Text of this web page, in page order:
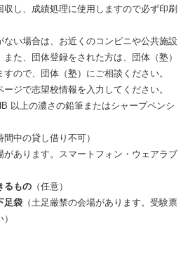
し、成績処理に使用しますので必ず印刷
い場合は、お近くのコンビニや公共施設
た、団体登録をされた方は、団体（塾）
ので、団体（塾）にご相談ください。
ジで志望校情報を入力してください。
以上の濃さの鉛筆またはシャープペンシ
間中の貸し借り不可）
があります。スマートフォン・ウェアラブ
るもの （任意）
足袋 （土足厳禁の会場があります。受験票